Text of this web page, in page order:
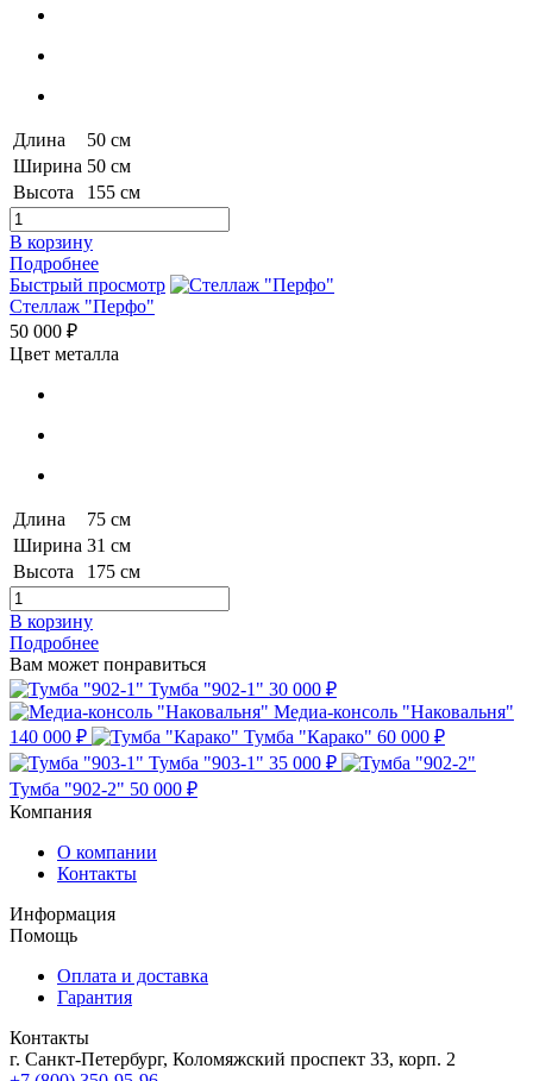
Длина
50 см
Ширина 50 см
Высота
155 см
В корзину
Подробнее
Быстрый просмотр
Стеллаж "Перфо"
50 000 ₽
Цвет металла
Длина
75 см
Ширина 31 см
Высота
175 см
В корзину
Подробнее
Вам может понравиться
Тумба "902-1" 30 000 ₽
Медиа-консоль "Наковальня"
140 000 ₽
Тумба "Карако" 60 000 ₽
Тумба "903-1" 35 000 ₽
Тумба "902-2" 50 000 ₽
Компания
О компании
Контакты
Информация
Помощь
Оплата и доставка
Гарантия
Контакты
г. Санкт-Петербург, Коломяжский проспект 33, корп. 2